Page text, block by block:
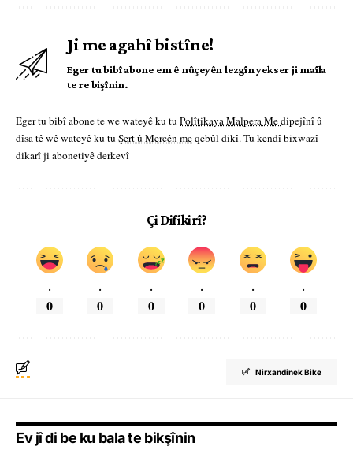
Ji me agahî bistîne!
Eger tu bibî abone em ê nûçeyên lezgîn yekser ji maîla
te re bişînin.
Eger tu bibî abone te we wateyê ku tu Polîtikaya Malpera Medipejînî û
dîsa tê wê wateyê ku tu Şert û Mercên meqebûl dikî. Tu kendî bixwazî
dikarî ji abonetiyê derkevî
Çi Difikirî?
.
0
.
0
.
0
.
0
.
0
.
0
Nirxandinek Bike
Ev jî di be ku bala te bikşînin